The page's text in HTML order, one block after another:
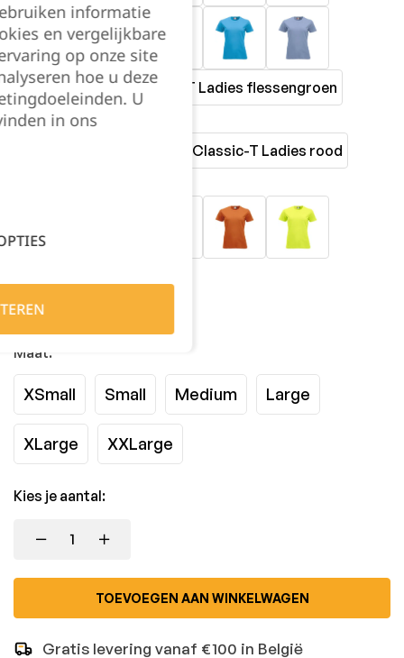
Maat:
XSmall Small Medium Large
XLarge XXLarge
Kies je aantal:
TOEVOEGEN AAN WINKELWAGEN
Gratis levering vanaf €100 in België
informatie
en vergelijkbare
op onze site
hoe u deze
U
in ons